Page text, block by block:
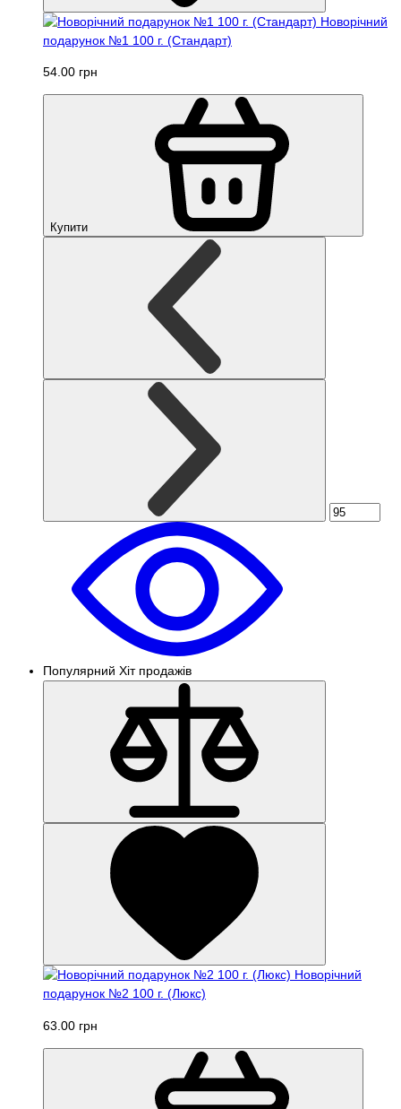
Новорічний
подарунок №1 100 г. (Стандарт)
54.00 грн
Купити
Популярний Хіт продажів
Новорічний
подарунок №2 100 г. (Люкс)
63.00 грн